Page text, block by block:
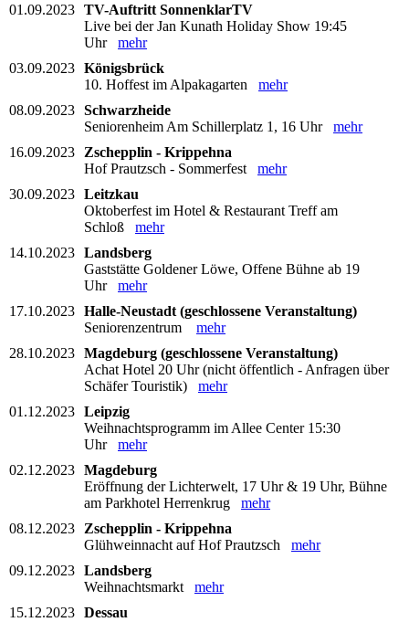
01.09.2023 TV-Auftritt SonnenklarTV
Live bei der Jan Kunath Holiday Show 19:45
Uhr mehr
03.09.2023 Königsbrück
10. Hoffest im Alpakagarten mehr
08.09.2023 Schwarzheide
Seniorenheim Am Schillerplatz 1, 16 Uhr mehr
16.09.2023
Zschepplin - Krippehna
Hof Prautzsch - Sommerfest mehr
30.09.2023 Leitzkau
Oktoberfest im Hotel & Restaurant Treff am
Schloß mehr
14.10.2023 Landsberg
Gaststätte Goldener Löwe, Offene Bühne ab 19
Uhr mehr
17.10.2023 Halle-Neustadt (geschlossene Veranstaltung)
Seniorenzentrum mehr
28.10.2023 Magdeburg (geschlossene Veranstaltung)
Achat Hotel 20 Uhr (nicht öffentlich - Anfragen über
Schäfer Touristik) mehr
01.12.2023 Leipzig
Weihnachtsprogramm im Allee Center 15:30
Uhr mehr
02.12.2023 Magdeburg
Eröffnung der Lichterwelt, 17 Uhr & 19 Uhr, Bühne
am Parkhotel Herrenkrug mehr
08.12.2023
Zschepplin - Krippehna
Glühweinnacht auf Hof Prautzsch mehr
09.12.2023 Landsberg
Weihnachtsmarkt mehr
15.12.2023 Dessau